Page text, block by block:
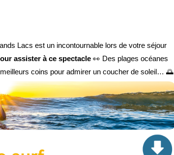
Lacs est un incontournable lors de votre séjour
assister à ce spectacle 👀 Des plages océanes
coins pour admirer un coucher de soleil… 🌅